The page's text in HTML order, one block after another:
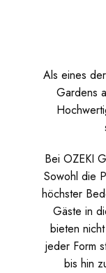
Als eines
Gardens
Bei OZEKI
Sowohl die
höchster
Gäste in
bieten
jeder Form
bis hin